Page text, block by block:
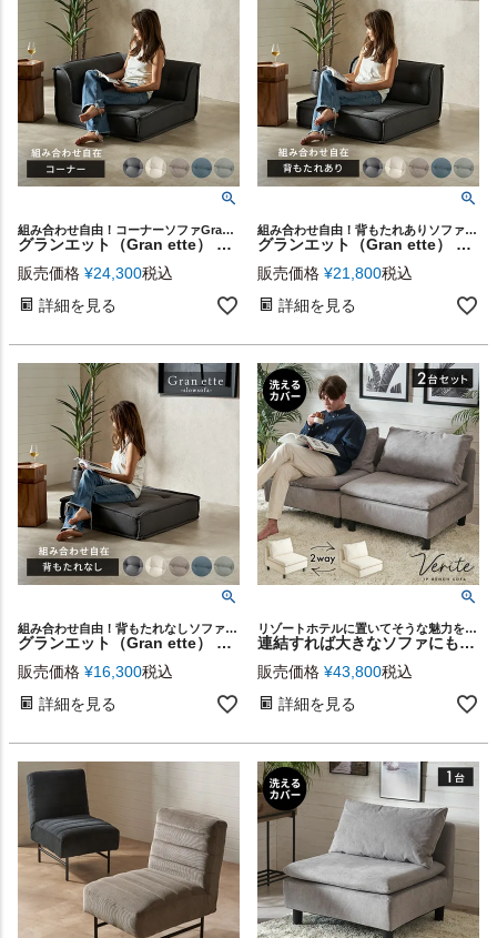
組み合わせ自由！コーナーソファGran ette
グランエット（Gran ette） フロアソファ コーナー [67199]
販売価格 ¥24,300税込
詳細を見る
組み合わせ自由！背もたれありソファGran ette
グランエット（Gran ette） フロアソファ 背もたれあり [67198]
販売価格 ¥21,800税込
詳細を見る
組み合わせ自由！背もたれなしソファGran ette
グランエット（Gran ette） フロアソファ 背もたれなし [67200]
販売価格 ¥16,300税込
詳細を見る
リゾートホテルに置いてそうな魅力を放つ、スタイリッシュな大きめベンチソファ
連結すれば大きなソファにもなる大きな座面のラウンジチェアー（VERITE-ヴェリーテ） 2台セット [stc-70119]
販売価格 ¥43,800税込
詳細を見る